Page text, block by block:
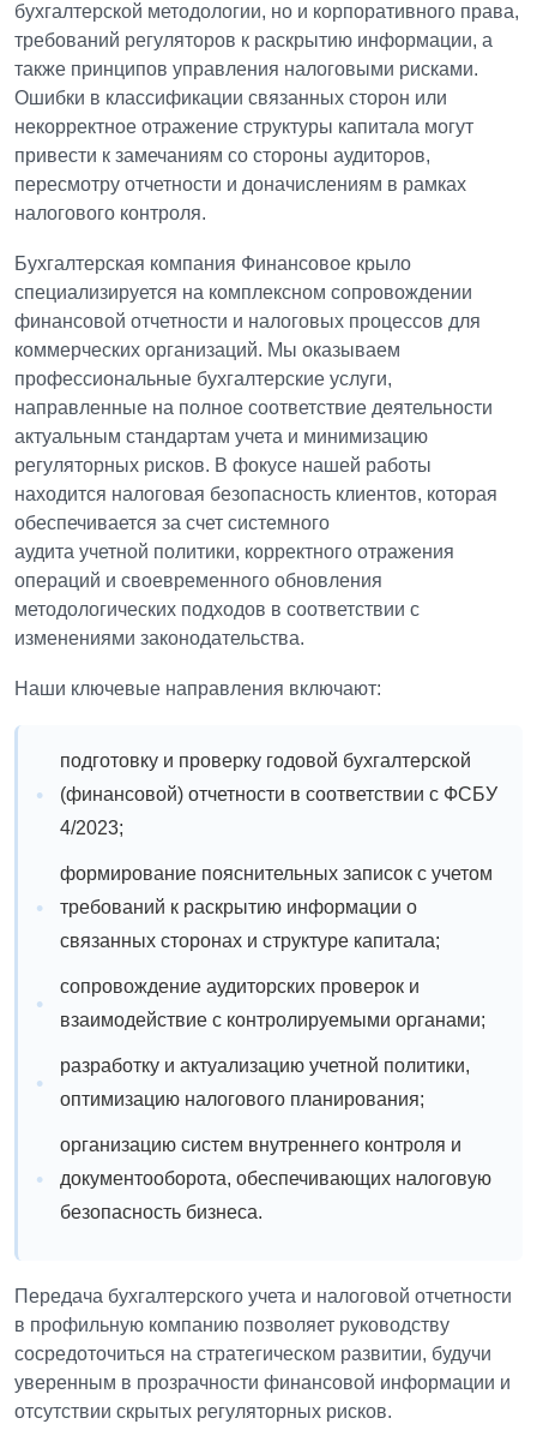
бухгалтерской методологии, но и корпоративного права,
требований регуляторов к раскрытию информации, а
также принципов управления налоговыми рисками.
Ошибки в классификации связанных сторон или
некорректное отражение структуры капитала могут
привести к замечаниям со стороны аудиторов,
пересмотру отчетности и доначислениям в рамках
налогового контроля.
Бухгалтерская компания Финансовое крыло
специализируется на комплексном сопровождении
финансовой отчетности и налоговых процессов для
коммерческих организаций. Мы оказываем
профессиональные бухгалтерские услуги,
направленные на полное соответствие деятельности
актуальным стандартам учета и минимизацию
регуляторных рисков. В фокусе нашей работы
находится налоговая безопасность клиентов, которая
обеспечивается за счет системного
аудита учетной политики, корректного отражения
операций и своевременного обновления
методологических подходов в соответствии с
изменениями законодательства.
Наши ключевые направления включают:
подготовку и проверку годовой бухгалтерской
(финансовой) отчетности в соответствии с ФСБУ
4/2023;
формирование пояснительных записок с учетом
требований к раскрытию информации о
связанных сторонах и структуре капитала;
сопровождение аудиторских проверок и
взаимодействие с контролируемыми органами;
разработку и актуализацию учетной политики,
оптимизацию налогового планирования;
организацию систем внутреннего контроля и
документооборота, обеспечивающих налоговую
безопасность бизнеса.
Передача бухгалтерского учета и налоговой отчетности
в профильную компанию позволяет руководству
сосредоточиться на стратегическом развитии, будучи
уверенным в прозрачности финансовой информации и
отсутствии скрытых регуляторных рисков.